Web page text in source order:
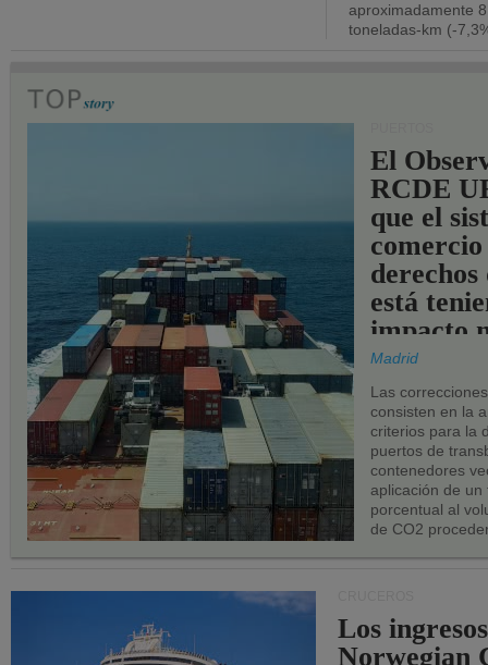
aproximadamente
toneladas-km (-
El
RCDE
que el
comercio
derechos
está
impacto
los
UE.
Madrid
Las
consisten en la
criterios para la
puertos de
contenedores
aplicación de
porcentual al
de CO2
Los
Norwegian